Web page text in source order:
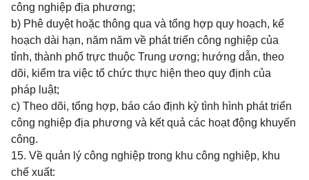
công nghiệp địa phương;
b) Phê duyệt hoặc thông qua và tổng hợp quy hoạch, kế
hoạch dài hạn, năm năm về phát triển công nghiệp của
tỉnh, thành phố trực thuộc Trung ương; hướng dẫn, theo
dõi, kiểm tra việc tổ chức thực hiện theo quy định của
pháp luật;
c) Theo dõi, tổng hợp, báo cáo định kỳ tình hình phát triển
công nghiệp địa phương và kết quả các hoạt động khuyến
công.
15. Về quản lý công nghiệp trong khu công nghiệp, khu
chế xuất: